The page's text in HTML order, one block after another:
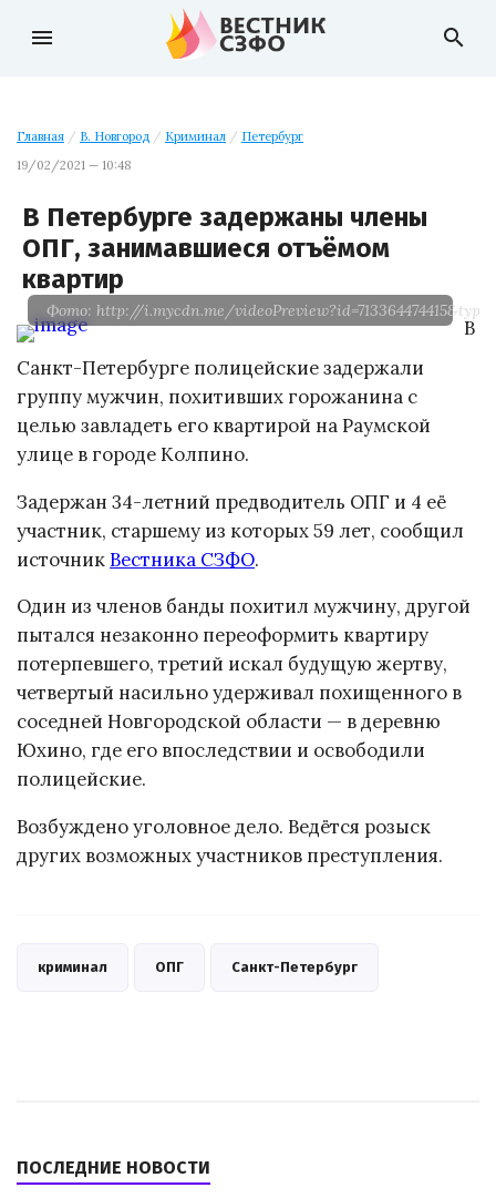
menu search
Главная / В. Новгород / Криминал / Петербург
19/02/2021 — 10:48
В Петербурге задержаны члены
ОПГ, занимавшиеся отъёмом
квартир
Фото: http://i.mycdn.me/
В
Санкт-Петербурге полицейские задержали
группу мужчин, похитивших горожанина с
целью завладеть его квартирой на Раумской
улице в городе Колпино.
Задержан 34-летний предводитель ОПГ и 4 её
участник, старшему из которых 59 лет, сообщил
источникВестника СЗФО.
Один из членов банды похитил мужчину, другой
пытался незаконно переоформить квартиру
потерпевшего, третий искал будущую жертву,
четвертый насильно удерживал похищенного в
соседней Новгородской области — в деревню
Юхино, где его впоследствии и освободили
полицейские.
Возбуждено уголовное дело. Ведётся розыск
других возможных участников преступления.
криминал ОПГ Санкт-Петербург
ПОСЛЕДНИЕ НОВОСТИ